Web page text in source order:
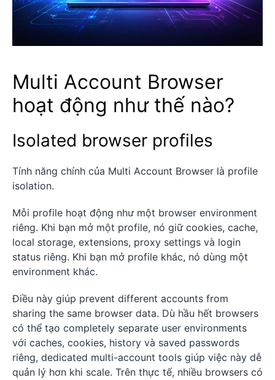
Multi Account Browser
hoạt động như thế nào?
Isolated browser profiles
Tính năng chính của Multi Account Browser là profile
isolation.
Mỗi profile hoạt động như một browser environment
riêng. Khi bạn mở một profile, nó giữ cookies, cache,
local storage, extensions, proxy settings và login
status riêng. Khi bạn mở profile khác, nó dùng một
environment khác.
Điều này giúp prevent different accounts from
sharing the same browser data. Dù hầu hết browsers
có thể tạo completely separate user environments
với caches, cookies, history và saved passwords
riêng, dedicated multi-account tools giúp việc này dễ
quản lý hơn khi scale. Trên thực tế, nhiều browsers có